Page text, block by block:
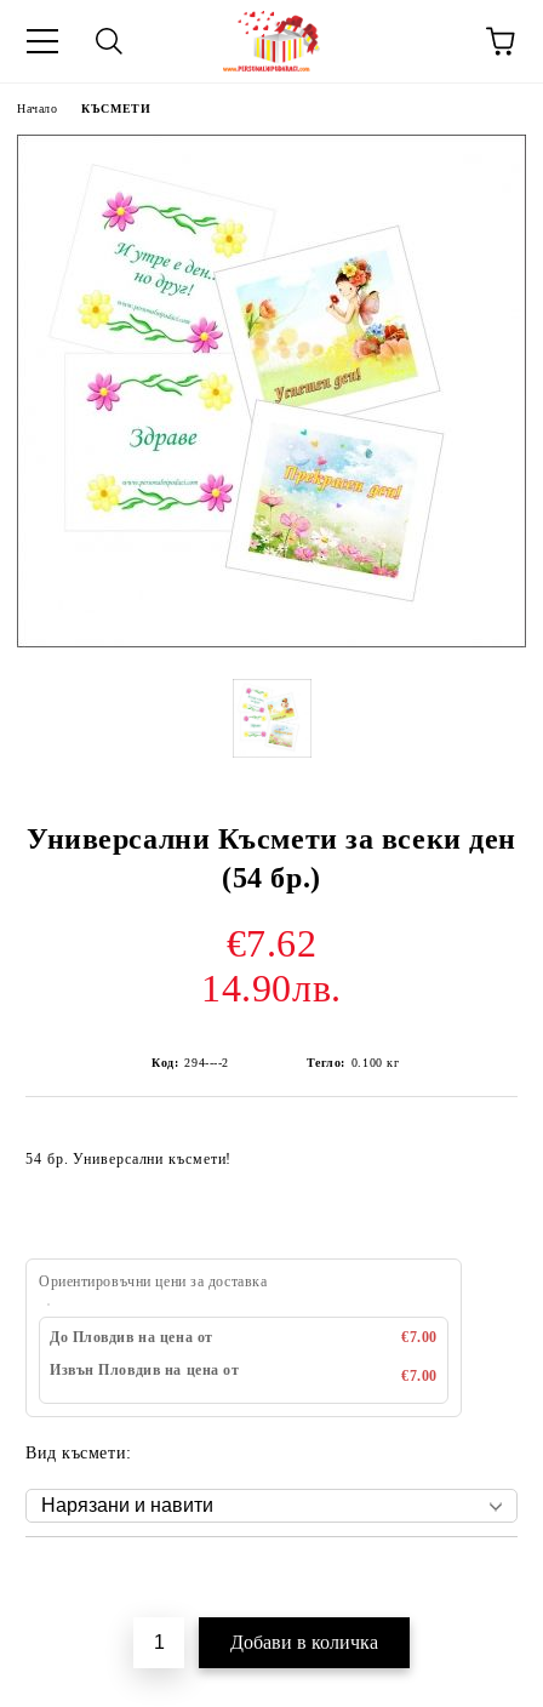
Начало КЪСМЕТИ
Универсални Късмети за всеки ден
(54 бр.)
€7.62
14.90лв.
Код: 294----2 Тегло: 0.100 кг
54 бр. Универсални късмети!
Ориентировъчни цени за доставка
До Пловдив на цена от
€7.00
Извън Пловдив на цена от
€7.00
Вид късмети: